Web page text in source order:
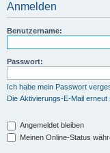
Anmelden
Benutzername:
Passwort:
Ich habe mein Passwort
Die Aktivierungs-E-Mail erneut
Angemeldet bleiben
Meinen Online-Status